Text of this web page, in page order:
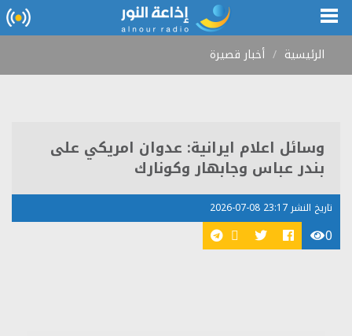
الرئيسية أخبار قصيرة
وسائل اعلام ايرانية: عدوان امريكي على
بندر عباس وجابهار وكونارك
تاريخ النشر 23:17 08-07-2026
0